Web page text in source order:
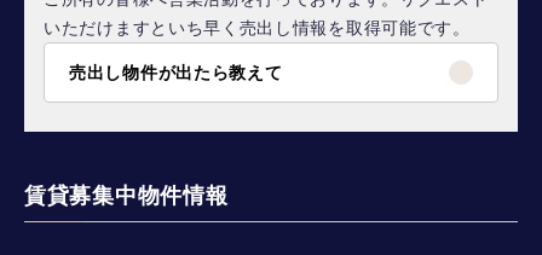
いただけますといち早く売出し情報を取得可能です。
売出し物件が出たら教えて
賃貸募集中物件情報